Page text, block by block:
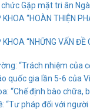
Gặp mặt tri ân
“HOÀN THIỆN
“NHỮNG VẤN
“Trách nhiệm của
quốc gia lần 5-6 của
“Chế định bào chữa,
“Tư pháp đối với